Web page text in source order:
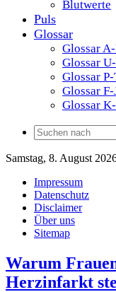
Blutwerte
Puls
Glossar
Glossar
Glossar
Glossar
Glossar F-
Glossar
Samstag, 8. August
Impressum
Datenschutz
Disclaimer
Über uns
Sitemap
Warum
Herzinfarkt